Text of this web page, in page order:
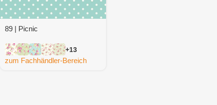
89 | Picnic
+13
zum Fachhändler-Bereich